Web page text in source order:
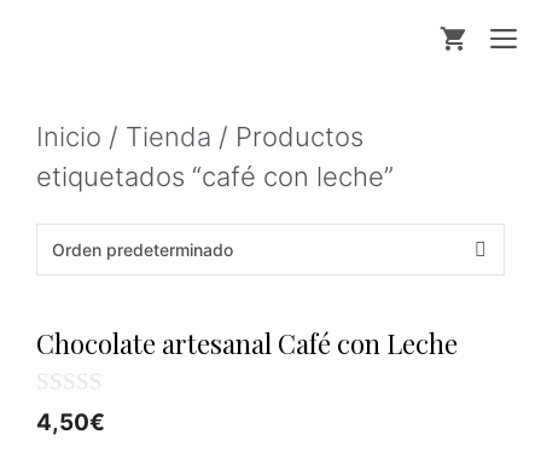
Inicio / Tienda / Productos
etiquetados “café con leche”
Chocolate artesanal Café con Leche
0
d
4,50€